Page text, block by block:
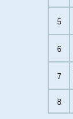
5
6
7
8